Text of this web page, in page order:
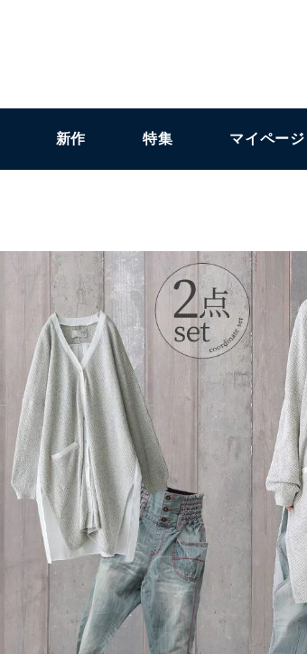
新作 特集 マイページ